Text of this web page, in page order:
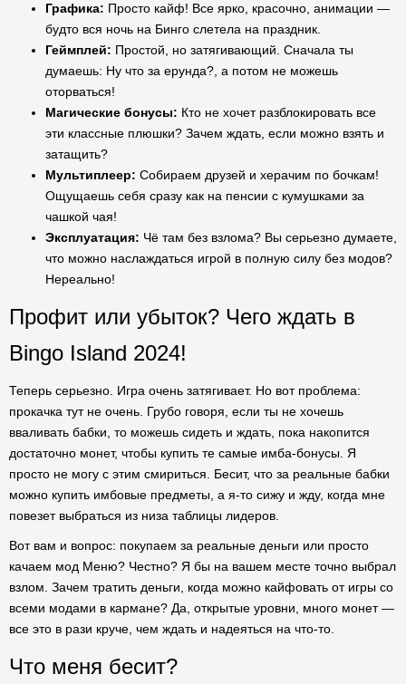
Графика: Просто кайф! Все ярко, красочно, анимации —
будто вся ночь на Бинго слетела на праздник.
Геймплей: Простой, но затягивающий. Сначала ты
думаешь: Ну что за ерунда?, а потом не можешь
оторваться!
Магические бонусы: Кто не хочет разблокировать все
эти классные плюшки? Зачем ждать, если можно взять и
затащить?
Мультиплеер: Собираем друзей и херачим по бочкам!
Ощущаешь себя сразу как на пенсии с кумушками за
чашкой чая!
Эксплуатация: Чё там без взлома? Вы серьезно думаете,
что можно наслаждаться игрой в полную силу без модов?
Нереально!
Профит или убыток? Чего ждать в
Bingo Island 2024!
Теперь серьезно. Игра очень затягивает. Но вот проблема:
прокачка тут не очень. Грубо говоря, если ты не хочешь
вваливать бабки, то можешь сидеть и ждать, пока накопится
достаточно монет, чтобы купить те самые имба-бонусы. Я
просто не могу с этим смириться. Бесит, что за реальные бабки
можно купить имбовые предметы, а я-то сижу и жду, когда мне
повезет выбраться из низа таблицы лидеров.
Вот вам и вопрос: покупаем за реальные деньги или просто
качаем мод Меню? Честно? Я бы на вашем месте точно выбрал
взлом. Зачем тратить деньги, когда можно кайфовать от игры со
всеми модами в кармане? Да, открытые уровни, много монет —
все это в рази круче, чем ждать и надеяться на что-то.
Что меня бесит?